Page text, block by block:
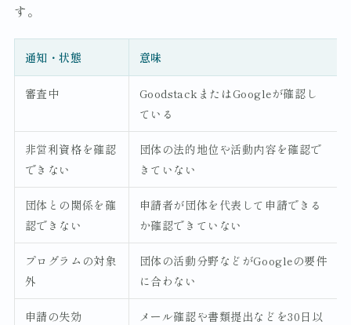
す。
通知・状態 意味
審査中
GoodstackまたはGoogleが確認し
ている
非営利資格を確認
できない
団体の法的地位や活動内容を確認で
きていない
団体との関係を確
認できない
申請者が団体を代表して申請できる
か確認できていない
プログラムの対象
外
団体の活動分野などがGoogleの要件
に合わない
申請の失効
メール確認や書類提出などを30日以